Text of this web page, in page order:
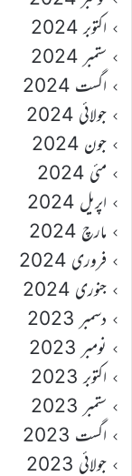
اکتوبر 2024
ستمبر 2024
اگست 2024
جولائی 2024
جون 2024
مئی 2024
اپریل 2024
مارچ 2024
فروری 2024
جنوری 2024
دسمبر 2023
نومبر 2023
اکتوبر 2023
ستمبر 2023
اگست 2023
جولائی 2023